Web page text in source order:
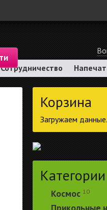
Сотрудничество
Корзина
Загружаем
Категории
Космос 10